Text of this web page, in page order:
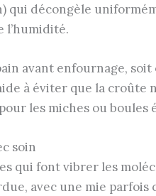
décongèle
l’humidité.
avant enfournage, soit
à éviter que la
les miches ou boules
soin
qui font vibrer les
avec une mie